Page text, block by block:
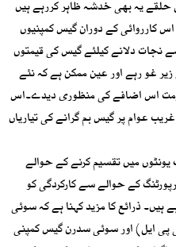
یہ بھی خدشہ ظاہر کررہے ہیں
کے دوران گیس کمپنیوں
نجات دلانے کیلئے گیس کی قیمتوں
غو رہے اور عین ممکن ہے کہ نئے
اس اضافے کی منظوری دیدے۔اس
عوام پر گیس بم گرانے کی تیاریاں
میں تقسیم کرنے کے حوالے
کے حوالے سے کارکردگی کو
ہیں۔ ذرائع کا مزید کہنا ہے کہ سوئی
پی ایل) اور سوئی سدرن گیس کمپنی